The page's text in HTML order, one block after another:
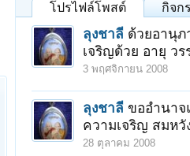
โปรไฟล์โพสต์ กิจก
ลุงชาลี ด้วยอานุ
เจริญด้วย อายุ ว
3 พฤศจิกายน 2008
ลุงชาลี ขออำนา
ความเจริญ สมหวั
28 ตุลาคม 2008